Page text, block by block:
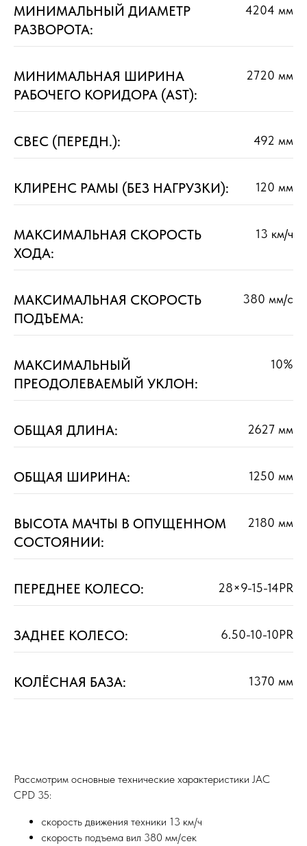
МИНИМАЛЬНЫЙ ДИАМЕТР
РАЗВОРОТА:
4204 мм
МИНИМАЛЬНАЯ ШИРИНА
РАБОЧЕГО КОРИДОРА (AST):
2720 мм
СВЕС (ПЕРЕДН.): 492 мм
КЛИРЕНС РАМЫ (БЕЗ НАГРУЗКИ): 120 мм
МАКСИМАЛЬНАЯ СКОРОСТЬ
ХОДА:
13 км/ч
МАКСИМАЛЬНАЯ СКОРОСТЬ
ПОДЪЕМА:
380 мм/с
МАКСИМАЛЬНЫЙ
ПРЕОДОЛЕВАЕМЫЙ УКЛОН:
10%
ОБЩАЯ ДЛИНА: 2627 мм
ОБЩАЯ ШИРИНА: 1250 мм
ВЫСОТА МАЧТЫ В ОПУЩЕННОМ
СОСТОЯНИИ:
2180 мм
ПЕРЕДНЕЕ КОЛЕСО: 28×9-15-14PR
ЗАДНЕЕ КОЛЕСО: 6.50-10-10PR
КОЛЁСНАЯ БАЗА: 1370 мм
Рассмотрим основные технические характеристики JAC
CPD 35:
скорость движения техники 13 км/ч
скорость подъема вил 380 мм/сек